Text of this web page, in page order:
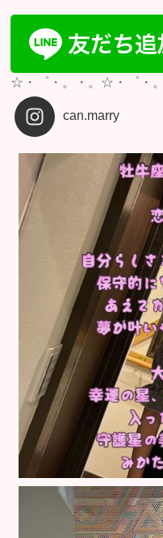
☆・゜・。・。☆・゜・
can.marry